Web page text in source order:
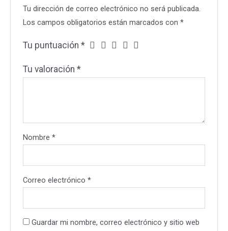
Tu dirección de correo electrónico no será publicada.
Los campos obligatorios están marcados con*
Tu puntuación*
Tu valoración*
Nombre*
Correo electrónico*
Guardar mi nombre, correo electrónico y sitio web